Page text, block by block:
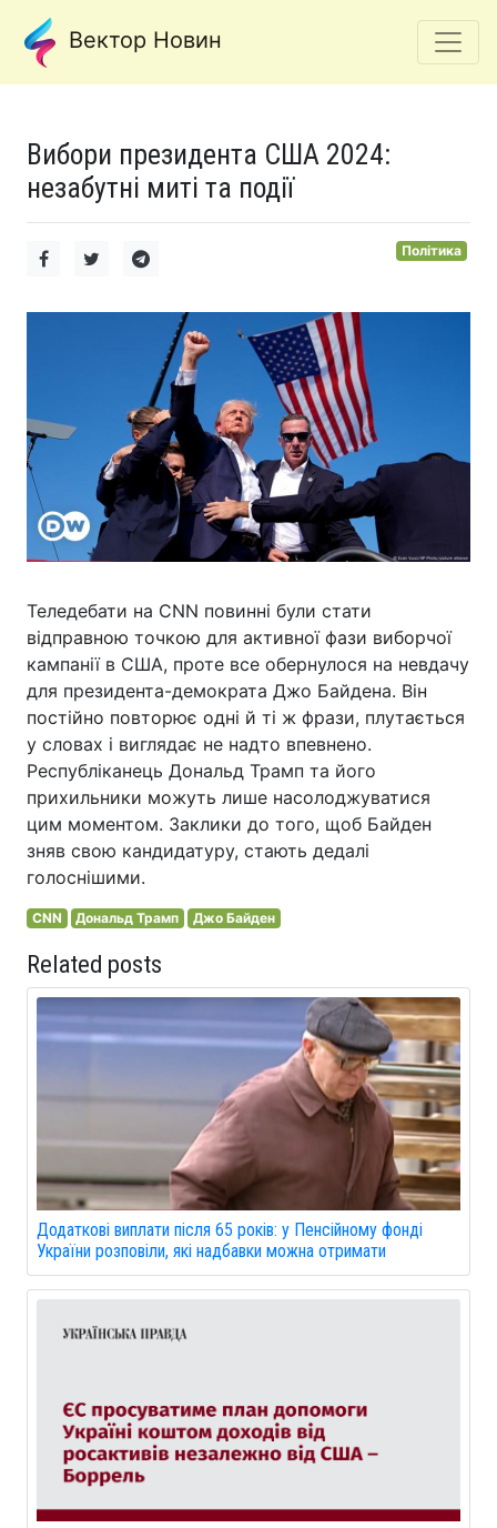
Вектор Новин
Вибори президента США 2024:
незабутні миті та події
Політика
Теледебати на CNN повинні були стати
відправною точкою для активної фази виборчої
кампанії в США, проте все обернулося на невдачу
для президента-демократа Джо Байдена. Він
постійно повторює одні й ті ж фрази, плутається
у словах і виглядає не надто впевнено.
Республіканець Дональд Трамп та його
прихильники можуть лише насолоджуватися
цим моментом. Заклики до того, щоб Байден
зняв свою кандидатуру, стають дедалі
голоснішими.
CNN Дональд Трамп Джо Байден
Related posts
Додаткові виплати після 65 років: у Пенсійному фонді
України розповіли, які надбавки можна отримати